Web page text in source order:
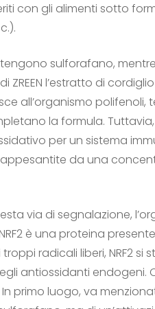
con gli alimenti sotto
sulforafano,
ZREEN l’estratto di
all’organismo
la formula.
per un sistema
da una
via di segnalazione,
è una proteina
radicali liberi, NRF2 si
antiossidanti
In primo luogo, va